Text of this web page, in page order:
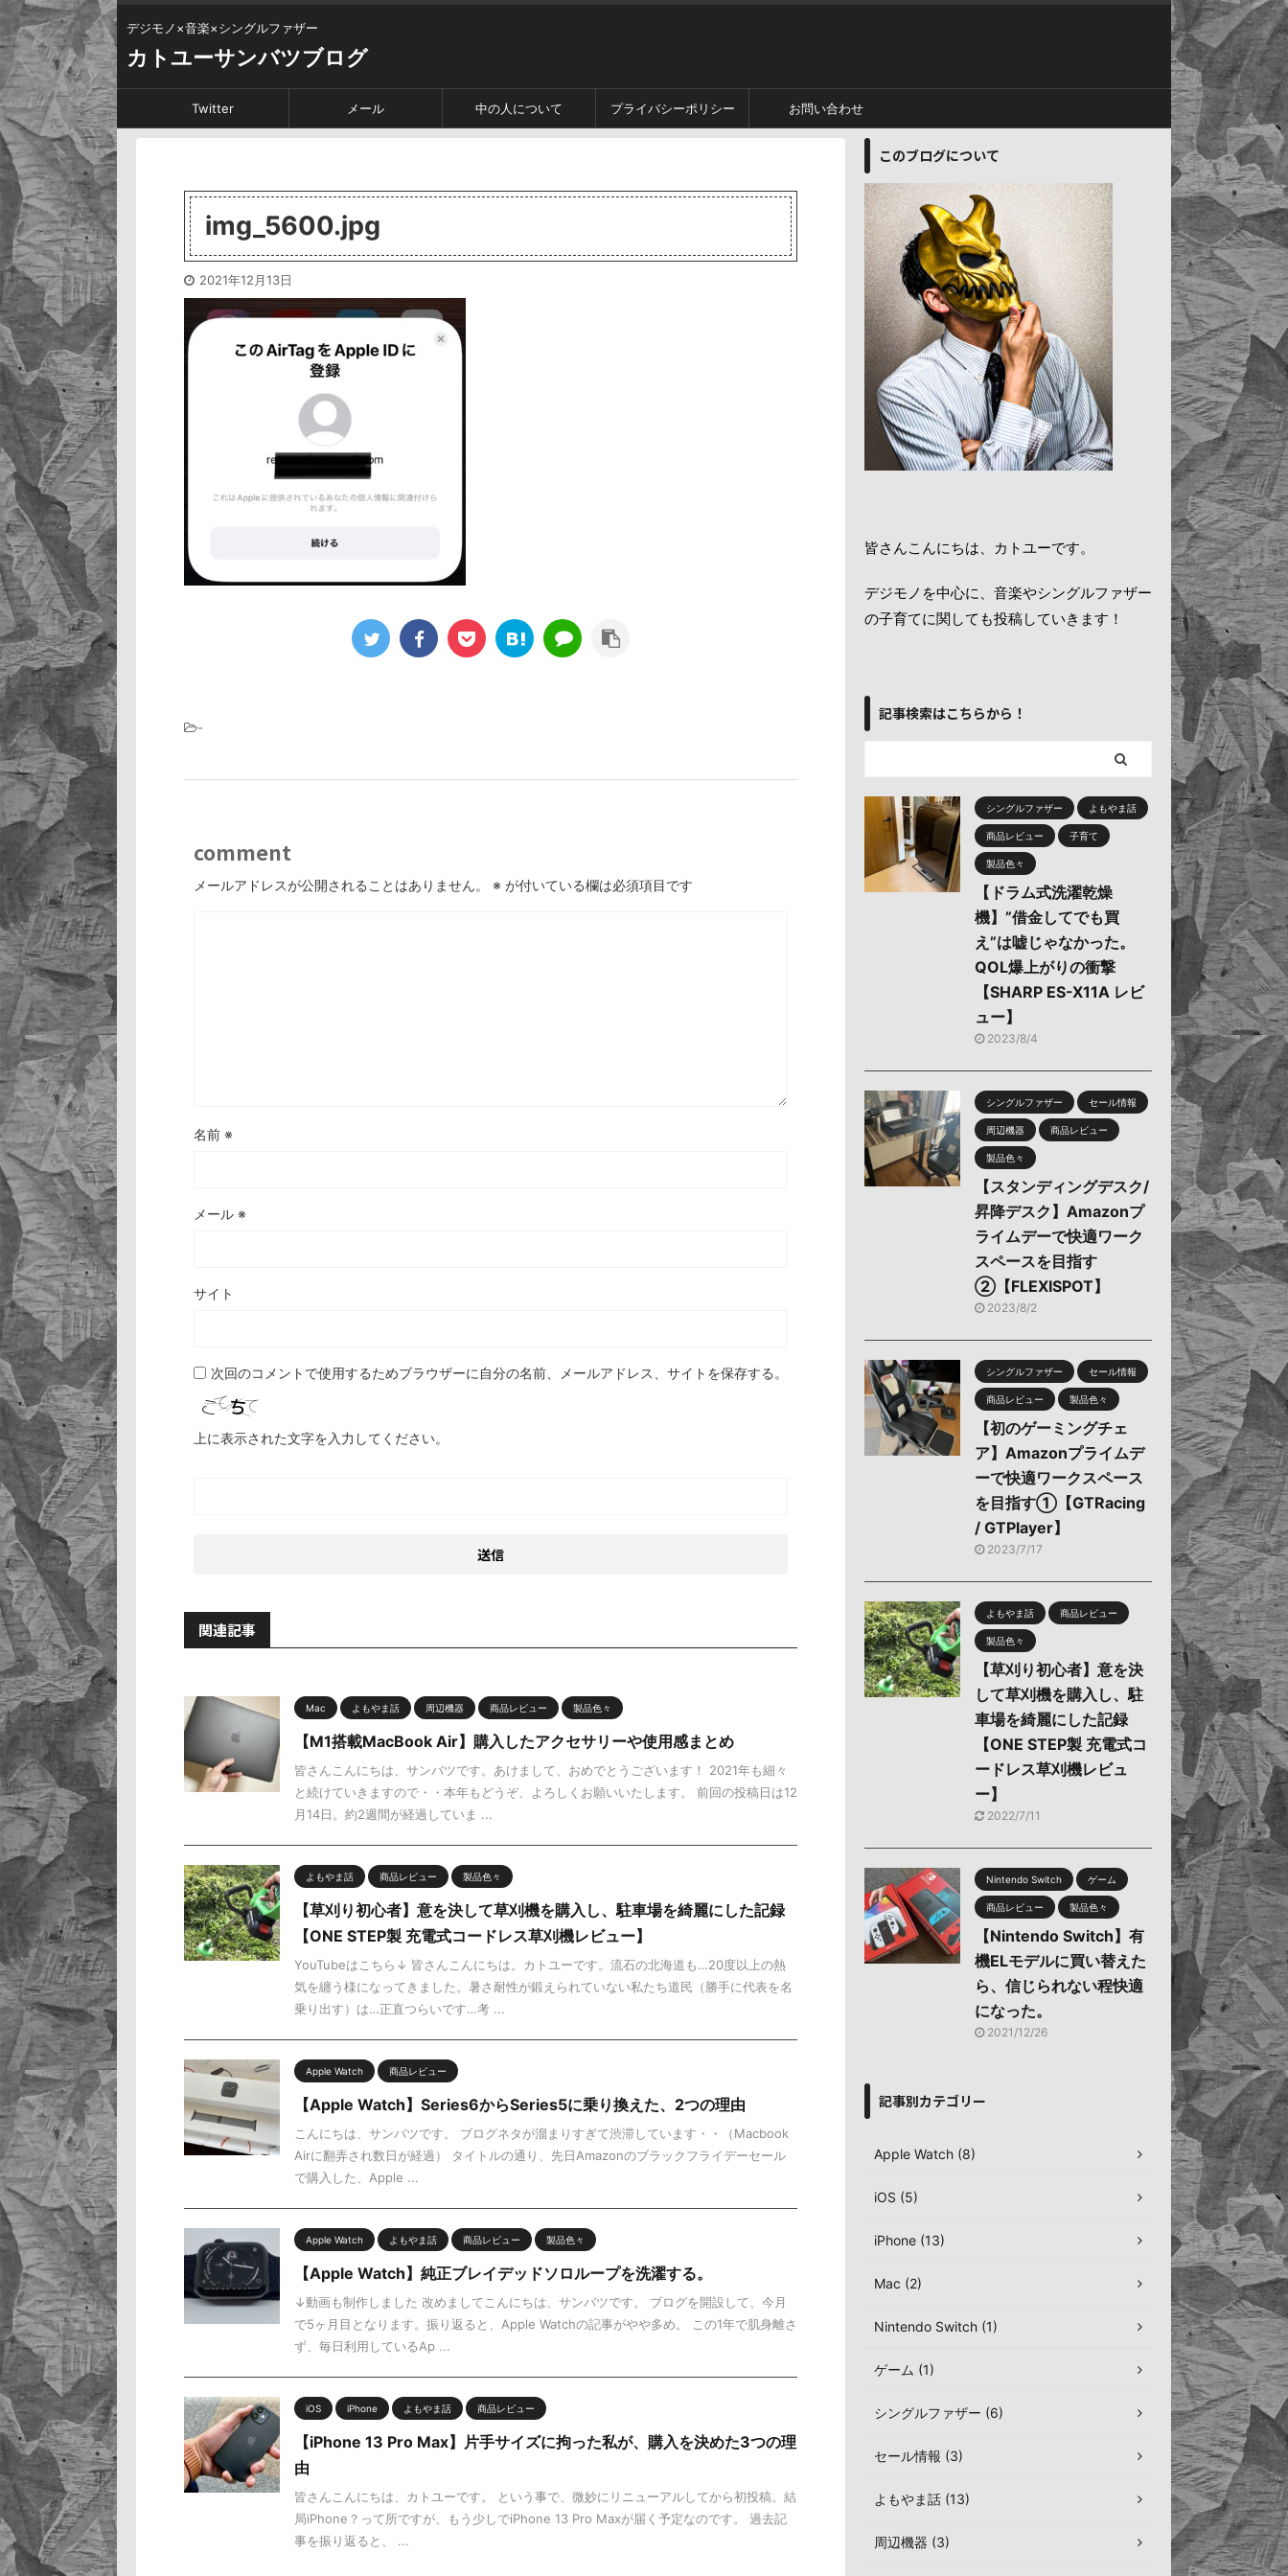
デジモノ×音楽×シングルファザー
カトユーサンバツブログ
Twitter メール 中の人について プライバシーポリシー お問い合わせ
img_5600.jpg
2021年12月13日
-
comment
メールアドレスが公開されることはありません。 ※ が付いている欄は必須項目です
名前 ※
メール ※
サイト
次回のコメントで使用するためブラウザーに自分の名前、メールアドレス、サイトを保存する。
上に表示された文字を入力してください。
関連記事
Mac よもやま話 周辺機器 商品レビュー 製品色々
【M1搭載MacBook Air】購入したアクセサリーや使用感まとめ
皆さんこんにちは、サンバツです。あけまして、おめでとうございます！ 2021年も細々
と続けていきますので・・本年もどうぞ、よろしくお願いいたします。 前回の投稿日は12
月14日。約2週間が経過していま ...
よもやま話 商品レビュー 製品色々
【草刈り初心者】意を決して草刈機を購入し、駐車場を綺麗にした記録
【ONE STEP製 充電式コードレス草刈機レビュー】
YouTubeはこちら↓ 皆さんこんにちは。カトユーです。流石の北海道も…20度以上の熱
気を纏う様になってきました。暑さ耐性が鍛えられていない私たち道民（勝手に代表を名
乗り出す）は…正直つらいです…考 ...
Apple Watch 商品レビュー
【Apple Watch】Series6からSeries5に乗り換えた、2つの理由
こんにちは、サンバツです。 ブログネタが溜まりすぎて渋滞しています・・（Macbook
Airに翻弄され数日が経過） タイトルの通り、先日Amazonのブラックフライデーセール
で購入した、Apple ...
Apple Watch よもやま話 商品レビュー 製品色々
【Apple Watch】純正ブレイデッドソロループを洗濯する。
↓動画も制作しました 改めましてこんにちは、サンバツです。 ブログを開設して、今月
で5ヶ月目となります。振り返ると、Apple Watchの記事がやや多め。 この1年で肌身離さ
ず、毎日利用しているAp ...
iOS iPhone よもやま話 商品レビュー
【iPhone 13 Pro Max】片手サイズに拘った私が、購入を決めた3つの理
由
皆さんこんにちは、カトユーです。 という事で、微妙にリニューアルしてから初投稿。結
局iPhone？って所ですが、もう少しでiPhone 13 Pro Maxが届く予定なのです。 過去記
事を振り返ると、 ...
このブログについて
皆さんこんにちは、カトユーです。
デジモノを中心に、音楽やシングルファザー
の子育てに関しても投稿していきます！
記事検索はこちらから！
シングルファザー よもやま話
商品レビュー 子育て
製品色々
【ドラム式洗濯乾燥
機】”借金してでも買
え”は嘘じゃなかった。
QOL爆上がりの衝撃
【SHARP ES-X11A レビ
ュー】
2023/8/4
シングルファザー セール情報
周辺機器 商品レビュー
製品色々
【スタンディングデスク/
昇降デスク】Amazonプ
ライムデーで快適ワーク
スペースを目指す
②【FLEXISPOT】
2023/8/2
シングルファザー セール情報
商品レビュー 製品色々
【初のゲーミングチェ
ア】Amazonプライムデ
ーで快適ワークスペース
を目指す①【GTRacing
/ GTPlayer】
2023/7/17
よもやま話 商品レビュー
製品色々
【草刈り初心者】意を決
して草刈機を購入し、駐
車場を綺麗にした記録
【ONE STEP製 充電式コ
ードレス草刈機レビュ
ー】
2022/7/11
Nintendo Switch ゲーム
商品レビュー 製品色々
【Nintendo Switch】有
機ELモデルに買い替えた
ら、信じられない程快適
になった。
2021/12/26
記事別カテゴリー
Apple Watch (8)
iOS (5)
iPhone (13)
Mac (2)
Nintendo Switch (1)
ゲーム (1)
シングルファザー (6)
セール情報 (3)
よもやま話 (13)
周辺機器 (3)